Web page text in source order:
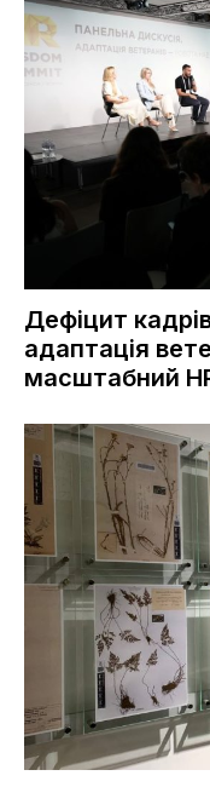
Дефіцит
адаптація
масштабний